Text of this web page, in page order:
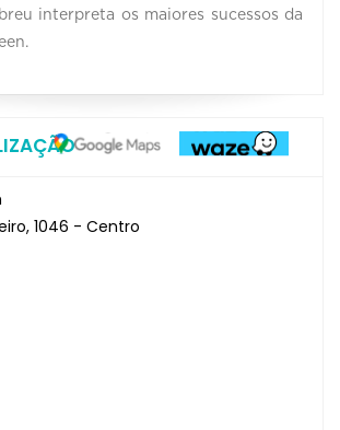
interpreta os maiores sucessos da
1046 - Centro